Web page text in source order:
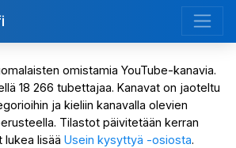
omistamia YouTube-kanavia.
18 266 tubettajaa. Kanavat on jaoteltu
ja kieliin kanavalla olevien
Tilastot päivitetään kerran
lukea lisää Usein kysyttyä -osiosta.